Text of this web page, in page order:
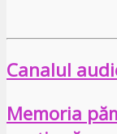
Canalul
Memoria